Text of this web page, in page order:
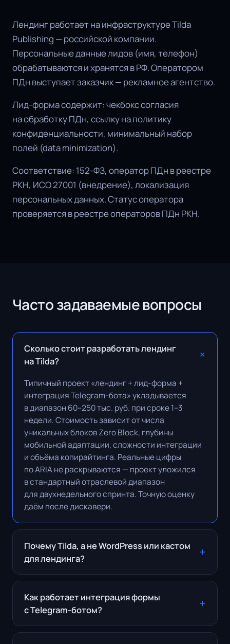
Лендинг работает на инфраструктуре Tilda
Publishing — российской компании.
Персональные данные лидов (имя, телефон)
обрабатываются и хранятся в РФ. Оператором
ПДн выступает заказчик — рекламное агентство.
Лид-форма содержит: чекбокс согласия
на обработку ПДн, ссылку на политику
конфиденциальности, минимальный набор
полей (data minimization).
Соответствие: 152-ФЗ, оператор ПДн в реестре
РКН, ИСО 27001 (внедрение), локализация
персональных данных. Статус оператора
проверяется в реестре операторов ПДн РКН.
Часто задаваемые вопросы
Сколько стоит разработать лендинг
на Tilda?
Типичный проект «лендинг + лид-форма +
интеграция Telegram-бота» укладывается
в диапазон 60–250 тыс. руб. при сроке 1–3
недели. Стоимость зависит от числа
уникальных блоков Zero Block, глубины
мобильной адаптации, сложности интеграции
и объёма копирайтинга. Реальные цифры
по ARIA не раскрываются — проект уложился
в стандартный отраслевой диапазон
для двухнедельного спринта. Точную оценку
даём после дискавери.
Почему Tilda, а не WordPress или кастом
для лендинга?
Как работает интеграция формы
с Telegram-ботом?